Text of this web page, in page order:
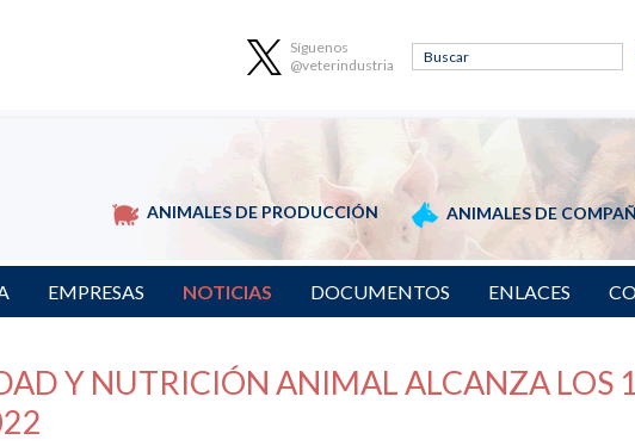
Síguenos
@veterindustria
ANIMALES DE PRODUCCIÓN ANIMALES DE
EMPRESAS NOTICIAS DOCUMENTOS ENLACES
Y NUTRICIÓN ANIMAL ALCANZA LOS